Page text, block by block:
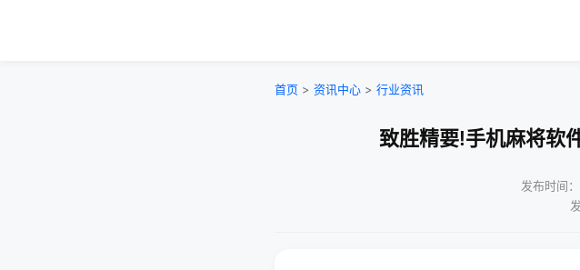
首页 > 资讯中心 > 行业资讯
致胜精要!手机麻将软
发布时间